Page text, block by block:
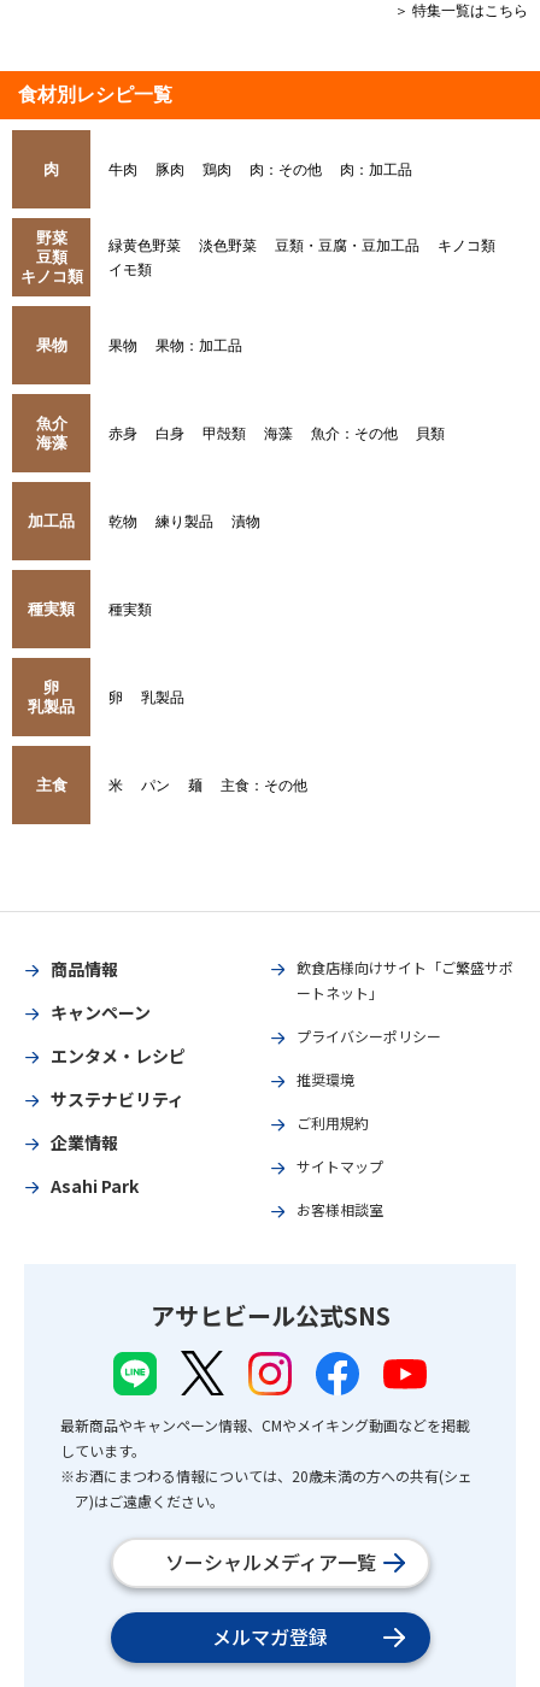
＞ 特集一覧はこちら
食材別レシピ一覧
肉 牛肉 豚肉 鶏肉 肉：その他 肉：加工品
野菜
豆類
キノコ類
緑黄色野菜 淡色野菜 豆類・豆腐・豆加工品
キノコ類
イモ類
果物 果物 果物：加工品
魚介
海藻
赤身 白身 甲殻類 海藻 魚介：その他 貝類
加工品 乾物 練り製品 漬物
種実類 種実類
卵
乳製品
卵 乳製品
主食 米 パン 麺 主食：その他
商品情報
キャンペーン
エンタメ・レシピ
サステナビリティ
企業情報
Asahi Park
飲食店様向けサイト「ご繁盛サポ
ートネット」
プライバシーポリシー
推奨環境
ご利用規約
サイトマップ
お客様相談室
アサヒビール公式SNS
最新商品やキャンペーン情報、CMやメイキング動画などを掲載
しています。
※お酒にまつわる情報については、20歳未満の方への共有(シェ
ア)はご遠慮ください。
ソーシャルメディア一覧
メルマガ登録